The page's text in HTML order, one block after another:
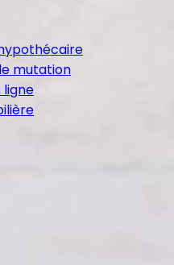
mutation
ligne